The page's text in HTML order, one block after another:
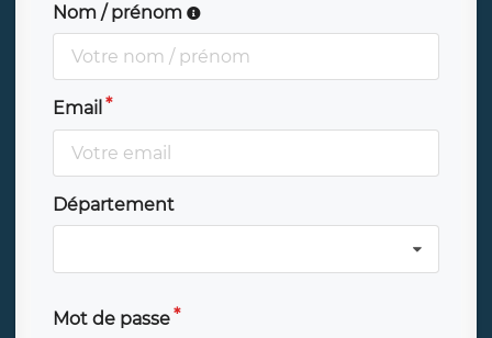
Nom / prénom
Email
Département
Mot de passe